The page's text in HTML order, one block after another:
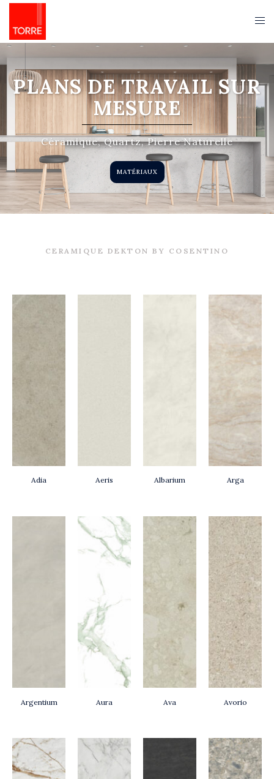
PLANS DE TRAVAIL SUR
MESURE
Céramique, Quartz, Pierre Naturelle
MATÉRIAUX
CERAMIQUE DEKTON BY COSENTINO
Adia Aeris Albarium Arga
Argentium Aura Ava Avorio